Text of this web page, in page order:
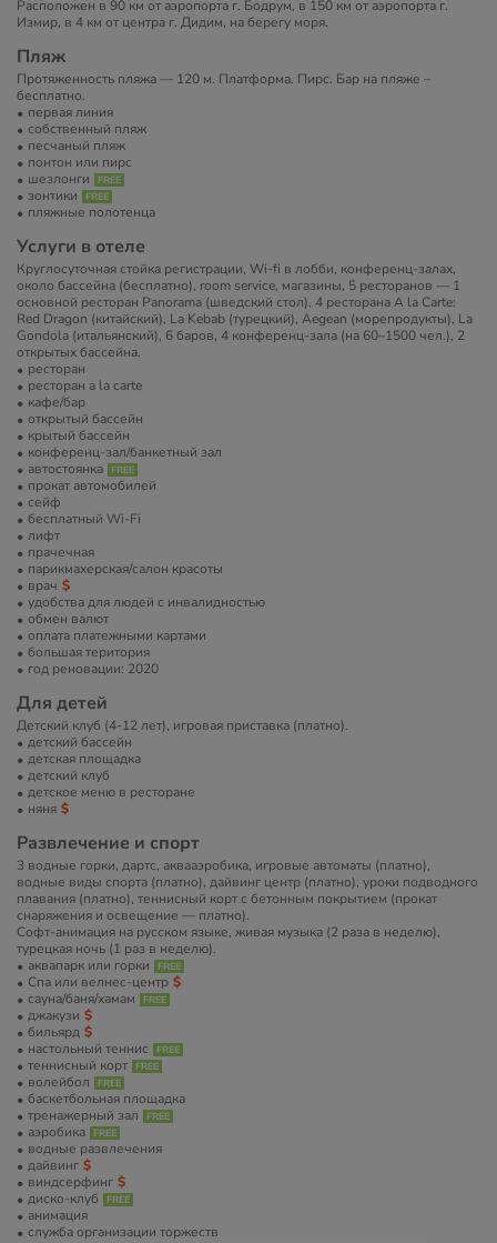
Расположен в 90 км от аэропорта г. Бодрум, в 150 км от аэропорта г.
Измир, в 4 км от центра г. Дидим, на берегу моря.
Пляж
Протяженность пляжа — 120 м. Платформа. Пирс. Бар на пляже –
бесплатно.
первая линия
собственный пляж
песчаный пляж
понтон или пирс
шезлонги
зонтики
пляжные полотенца
Услуги в отеле
Круглосуточная стойка регистрации, Wi-fi в лобби, конференц-залах,
около бассейна (бесплатно), room service, магазины, 5 ресторанов — 1
основной ресторан Panorama (шведский стол), 4 ресторана A la Carte:
Red Dragon (китайский), La Kebab (турецкий), Aegean (морепродукты), La
Gondola (итальянский), 6 баров, 4 конференц-зала (на 60–1500 чел.), 2
открытых бассейна.
ресторан
ресторан a la carte
кафе/бар
открытый бассейн
крытый бассейн
конференц-зал/банкетный зал
автостоянка
прокат автомобилей
сейф
бесплатный Wi-Fi
лифт
прачечная
парикмахерская/салон красоты
врач
удобства для людей с инвалидностью
обмен валют
оплата платежными картами
большая територия
год реновации: 2020
Для детей
Детский клуб (4-12 лет), игровая приставка (платно).
детский бассейн
детская площадка
детский клуб
детское меню в ресторане
няня
Развлечение и спорт
3 водные горки, дартс, аквааэробика, игровые автоматы (платно),
водные виды спорта (платно), дайвинг центр (платно), уроки подводного
плавания (платно), теннисный корт с бетонным покрытием (прокат
снаряжения и освещение — платно).
Софт-анимация на русском языке, живая музыка (2 раза в неделю),
турецкая ночь (1 раз в неделю).
аквапарк или горки
Спа или велнес-центр
сауна/баня/хамам
джакузи
бильярд
настольный теннис
теннисный корт
волейбол
баскетбольная площадка
тренажерный зал
аэробика
водные развлечения
дайвинг
виндсерфинг
диско-клуб
анимация
служба организации торжеств